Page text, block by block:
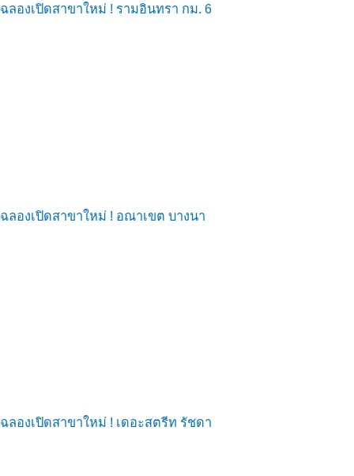
ฉลองเปิดสาขาใหม่ ! รามอินทรา กม. 6
ฉลองเปิดสาขาใหม่ ! อณาเขต บางนา
ฉลองเปิดสาขาใหม่ ! เดอะสตรีท รัชดา